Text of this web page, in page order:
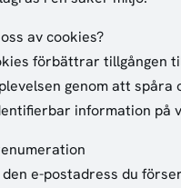
av cookies?
förbättrar tillgången
genom att
information på
e-postadress du